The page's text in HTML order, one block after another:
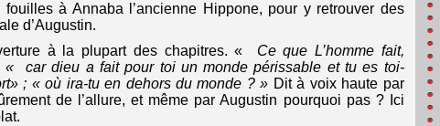
à Annaba l’ancienne Hippone, pour y retrouver des
d’Augustin.
à la plupart des chapitres. « Ce que L’homme fait,
« car dieu a fait pour toi un monde périssable et tu es toi-
; « où ira-tu en dehors du monde ? » Dit à voix haute par
de l’allure, et même par Augustin pourquoi pas ? Ici